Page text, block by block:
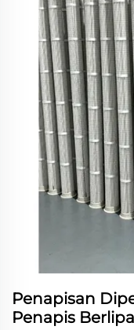
Penapisan
Penapis